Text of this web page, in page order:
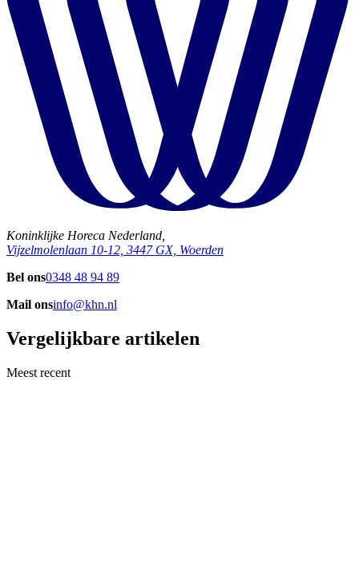
Koninklijke Horeca Nederland,
Vijzelmolenlaan 10-12, 3447 GX, Woerden
Bel ons0348 48 94 89
Mail onsinfo@khn.nl
Vergelijkbare artikelen
Meest recent